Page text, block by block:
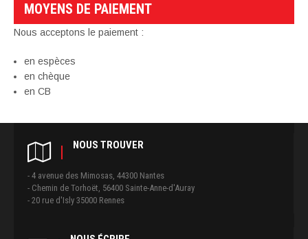
MOYENS DE PAIEMENT
Nous acceptons le paiement :
en espèces
en chèque
en CB
NOUS TROUVER
- 4 avenue des Mimosas, 44300 Nantes
- Chemin de Torhoët, 56400 Sainte-Anne-d'Auray
- 20 rue d'Isly 35000 Rennes